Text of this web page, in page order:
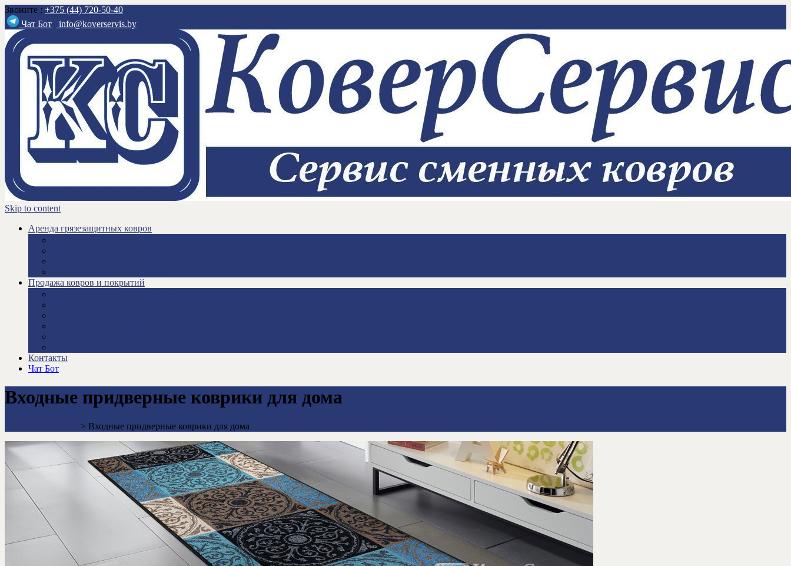
Звоните : +375 (44) 720-50-40
Чат Бот
info@koverservis.by
Skip to content
Аренда грязезащитных ковров
Продажа ковров и покрытий
Контакты
Чат Бот
Входные придверные коврики для дома
> Входные придверные коврики для дома